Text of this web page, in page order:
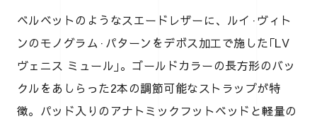
ベルベットのようなスエードレザーに、ルイ·ヴィト
ンのモノグラム·パターンをデボス加工で施した｢LV
ヴェニス ミュール｣。ゴールドカラーの長方形のバッ
クルをあしらった2本の調節可能なストラップが特
徴。パッド入りのアナトミックフットベッドと軽量の